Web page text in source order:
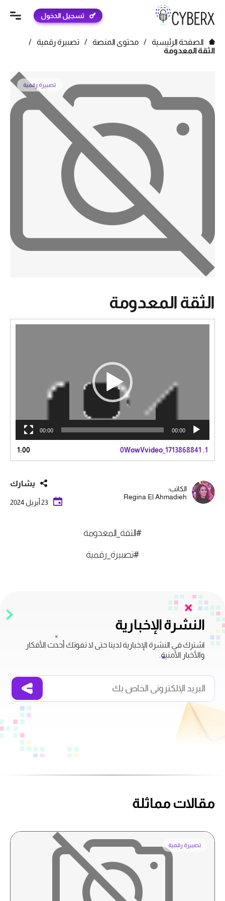
تسجيل الدخول
الصفحة الرئيسية / محتوى المنصة / تصبيرة رقمية
/
الثقة المعدومة
تصبيرة رقمية
الثقة المعدومة
00:00
00:00
1.
0WowVvideo_1713868841
1:00
الكاتب:
Regina El Ahmadieh
يشارك
23 أبريل 2024
#الثقة_المعدومة
#تصبيرة_رقمية
النشرة الإخبارية
اشترك في النشرة الإخبارية لدينا حتى لا تفوتك أحدث الأفكار
والأخبار الأمنية.
مقالات مماثلة
تصبيرة رقمية